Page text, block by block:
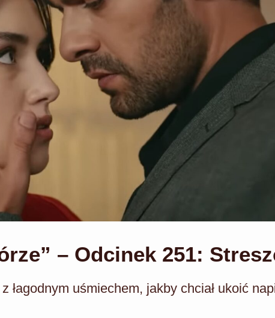
– Odcinek 251:
łagodnym uśmiechem, jakby chciał ukoić